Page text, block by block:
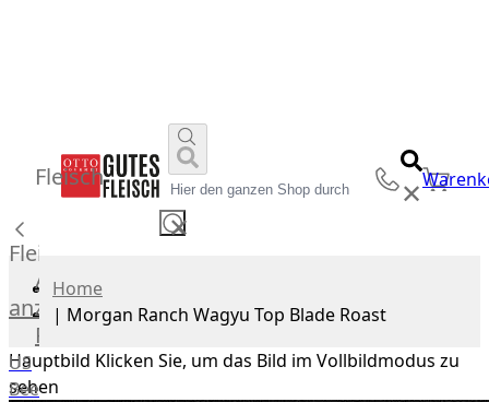
✕
✕
Fleisch
Fleisch
Alle
anzeigen
Rind
US
Beef
Home
| Morgan Ranch Wagyu Top Blade Roast
Hauptbild Klicken Sie, um das Bild im Vollbildmodus zu
sehen